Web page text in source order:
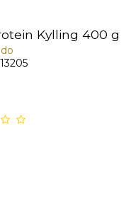
Kylling 400 g